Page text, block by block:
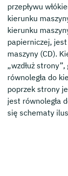
przepływu
kierunku
kierunku
papierniczej,
maszyny (CD).
„wzdłuż
równoległa do
poprzek strony
jest równoległa
się schematy